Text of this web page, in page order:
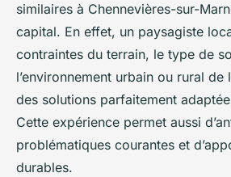
similaires à Chennevières-sur-
capital. En effet, un paysagiste
contraintes du terrain, le type de
l’environnement urbain ou rural
des solutions parfaitement
Cette expérience permet aussi
problématiques courantes et
durables.